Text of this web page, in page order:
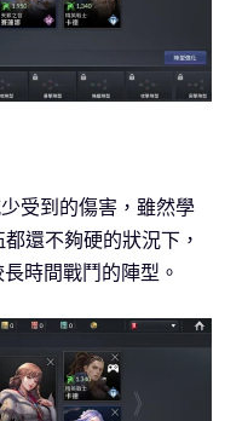
受到的傷害，雖然學
還不夠硬的狀況下，
時間戰鬥的陣型。